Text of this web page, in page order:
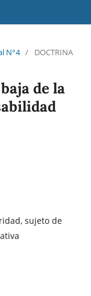
N°4 / DOCTRINA
de la
sujeto de